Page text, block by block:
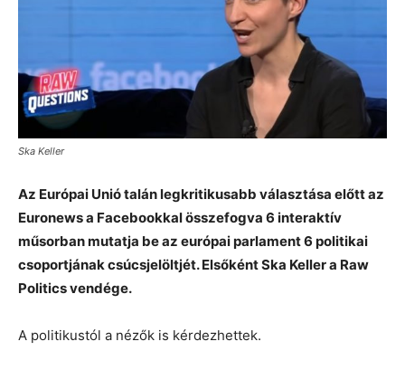
Ska Keller
Az Európai Unió talán legkritikusabb választása előtt az
Euronews a Facebookkal összefogva 6 interaktív
műsorban mutatja be az európai parlament 6 politikai
csoportjának csúcsjelöltjét. Elsőként Ska Keller a Raw
Politics vendége.
A politikustól a nézők is kérdezhettek.